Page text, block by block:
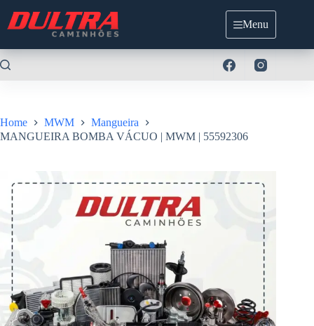
para
Menu
Home MWM
Mangueira
MANGUEIRA BOMBA VÁCUO | MWM | 55592306